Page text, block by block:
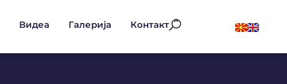
Видеа Галерија Контакт